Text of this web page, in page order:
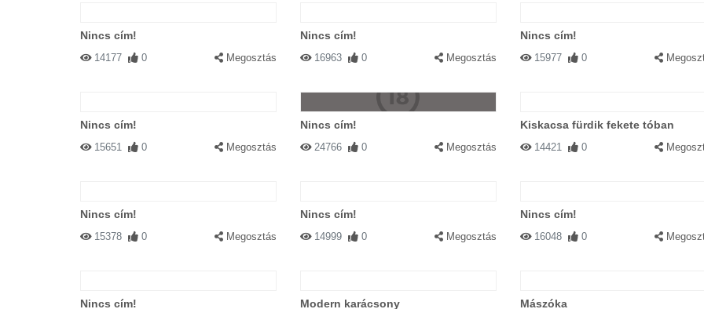
Nincs cím!
14177 0 Megosztás
Nincs cím!
16963 0 Megosztás
Nincs cím!
15977 0
Nincs cím!
15651 0 Megosztás
Nincs cím!
24766 0 Megosztás
Kiskacsa fürdik fekete tóban
14421 0
Nincs cím!
15378 0 Megosztás
Nincs cím!
14999 0 Megosztás
Nincs cím!
16048 0
Nincs cím! Modern karácsony Mászóka